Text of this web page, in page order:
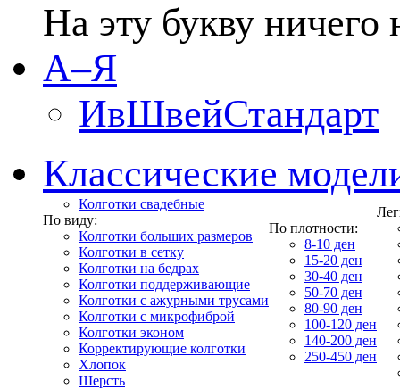
На эту букву ничего
А–Я
ИвШвейСтандарт
Классические
Колготки свадебные
По виду:
Колготки больших размеров
Колготки в сетку
Колготки на бедрах
Колготки поддерживающие
Колготки с ажурными трусами
Колготки с микрофиброй
Колготки эконом
Корректирующие колготки
Хлопок
Шерсть
По плотности:
8-10 ден
15-20 ден
30-40 ден
50-70 ден
80-90 ден
100-120 ден
140-200 ден
250-450 ден